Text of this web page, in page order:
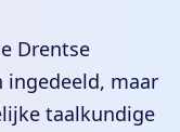
Drentse
ingedeeld, maar
taalkundige